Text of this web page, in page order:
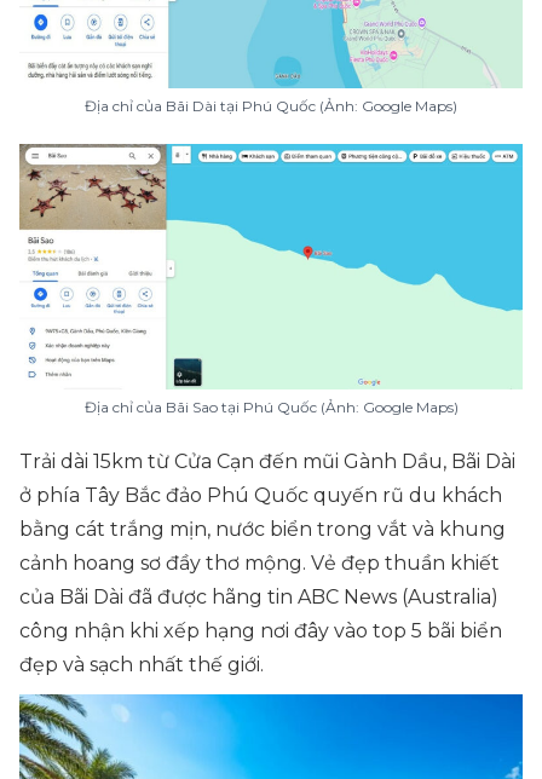
Địa chỉ của Bãi Dài tại Phú Quốc (Ảnh: Google Maps)
Địa chỉ của Bãi Sao tại Phú Quốc (Ảnh: Google Maps)
Trải dài 15km từ Cửa Cạn đến mũi Gành Dầu, Bãi Dài
ở phía Tây Bắc đảo Phú Quốc quyến rũ du khách
bằng cát trắng mịn, nước biển trong vắt và khung
cảnh hoang sơ đầy thơ mộng. Vẻ đẹp thuần khiết
của Bãi Dài đã được hãng tin ABC News (Australia)
công nhận khi xếp hạng nơi đây vào top 5 bãi biển
đẹp và sạch nhất thế giới.